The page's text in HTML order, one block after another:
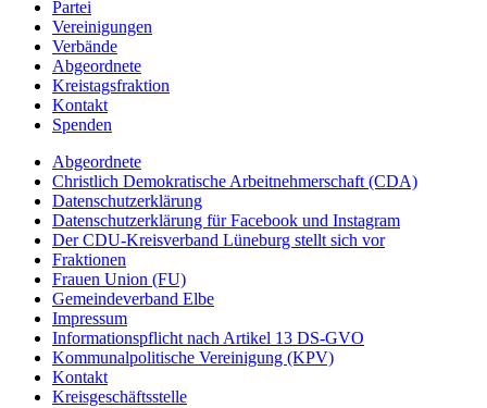
Partei
Vereinigungen
Verbände
Abgeordnete
Kreistagsfraktion
Kontakt
Spenden
Abgeordnete
Christlich Demokratische Arbeitnehmerschaft (CDA)
Datenschutzerklärung
Datenschutzerklärung für Facebook und Instagram
Der CDU-Kreisverband Lüneburg stellt sich vor
Fraktionen
Frauen Union (FU)
Gemeindeverband Elbe
Impressum
Informationspflicht nach Artikel 13 DS-GVO
Kommunalpolitische Vereinigung (KPV)
Kontakt
Kreisgeschäftsstelle